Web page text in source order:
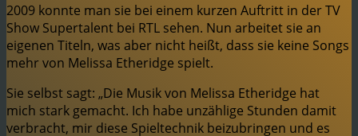
2009 konnte man sie bei einem kurzen Auftritt in der TV
Show Supertalent bei RTL sehen. Nun arbeitet sie an
eigenen Titeln, was aber nicht heißt, dass sie keine Songs
mehr von Melissa Etheridge spielt.
Sie selbst sagt: „Die Musik von Melissa Etheridge hat
mich stark gemacht. Ich habe unzählige Stunden damit
verbracht, mir diese Spieltechnik beizubringen und es